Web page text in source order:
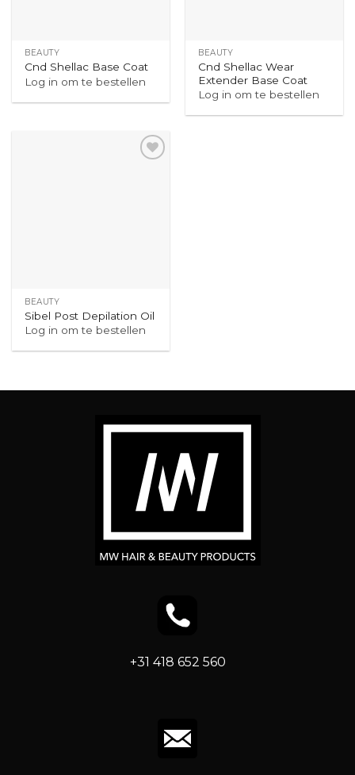
BEAUTY
Cnd Shellac Base Coat
Log in om te bestellen
BEAUTY
Cnd Shellac Wear
Extender Base Coat
Log in om te bestellen
BEAUTY
Sibel Post Depilation Oil
Log in om te bestellen
+31 418 652 560